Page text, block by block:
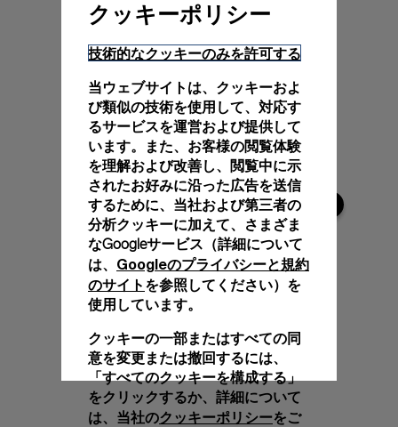
クッキーポリシー
技術的なクッキーのみを許可する
当ウェブサイトは、クッキーおよ
び類似の技術を使用して、対応す
るサービスを運営および提供して
います。また、お客様の閲覧体験
を理解および改善し、閲覧中に示
されたお好みに沿った広告を送信
するために、当社および第三者の
分析クッキーに加えて、さまざま
なGoogleサービス（詳細について
は、 Googleのプライバシーと規約
のサイト を参照してください）を
使用しています。
クッキーの一部またはすべての同
意を変更または撤回するには、
「すべてのクッキーを構成する」
をクリックするか、詳細について
は、当社のクッキーポリシーをご